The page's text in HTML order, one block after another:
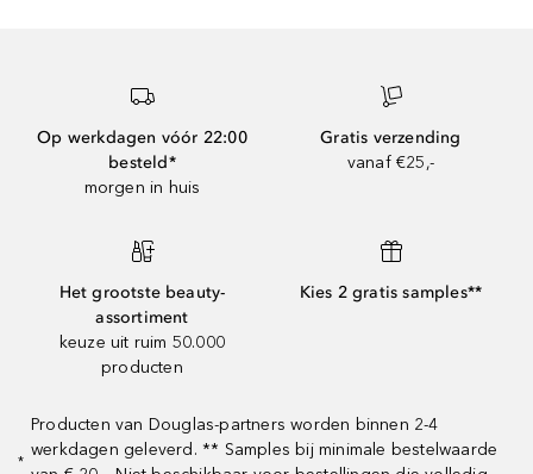
Op werkdagen vóór 22:00
besteld*
morgen in huis
Gratis verzending
vanaf €25,-
Het grootste beauty-
assortiment
keuze uit ruim 50.000
producten
Kies 2 gratis samples**
*
Producten van Douglas-partners worden binnen 2-4
werkdagen geleverd. ** Samples bij minimale bestelwaarde